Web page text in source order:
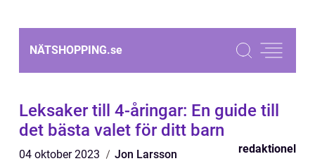
NÄTSHOPPING.se
Leksaker till 4-åringar: En guide till
det bästa valet för ditt barn
04 oktober 2023 Jon Larsson redaktionel